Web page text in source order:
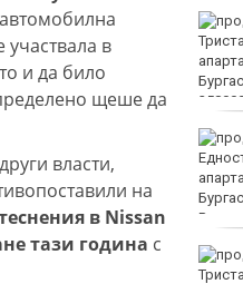
в
и да било
щеше да
власти,
на
в Nissan
тази година с
Убитият мъж на
хълм в
Пловдив е от Кричим
таван на тротоар
са последните дни,